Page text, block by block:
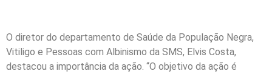
O diretor do departamento de Saúde da População Negra,
Vitiligo e Pessoas com Albinismo da SMS, Elvis Costa,
destacou a importância da ação. “O objetivo da ação é